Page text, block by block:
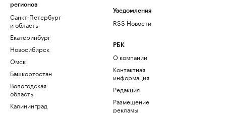
регионов
Санкт-Петербург
и область
Екатеринбург
Новосибирск
Омск
Башкортостан
Вологодская
область
Калининград
Уведомления
RSS Новости
РБК
О компании
Контактная
информация
Редакция
Размещение
рекламы